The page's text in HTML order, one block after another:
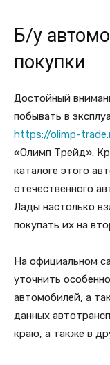
Б/у
покупки
Достойный
побывать в
https://olimp-
«Олимп Трейд».
каталоге этого
отечественного
Лады настолько
покупать их на
На официальном
уточнить
автомобилей, а
данных
краю, а также в